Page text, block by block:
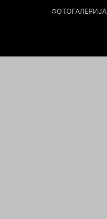
ФОТОГАЛЕРИЈА